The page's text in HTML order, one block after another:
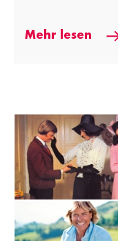
Mehr lesen